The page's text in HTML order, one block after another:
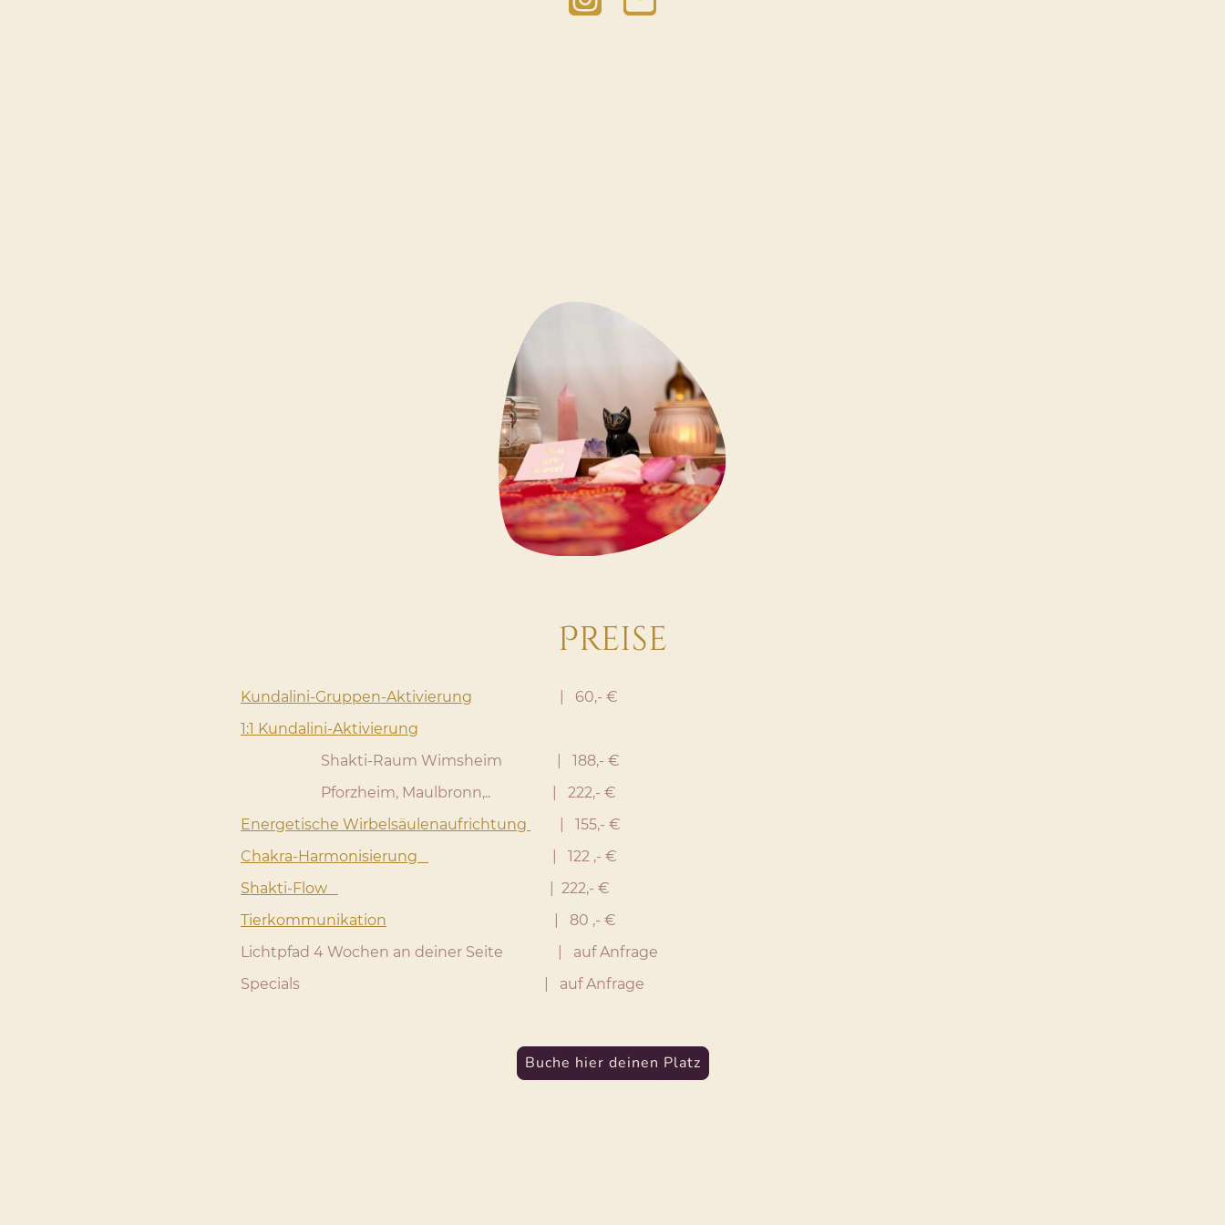
Preise
Kundalini-Gruppen-Aktivierung | 60,- €
1:1 Kundalini-Aktivierung
Shakti-Raum Wimsheim | 188,- €
Pforzheim, Maulbronn,.. | 222,- €
Energetische Wirbelsäulenaufrichtung
| 155,- €
Chakra-Harmonisierung
| 122 ,- €
Shakti-Flow
| 222,- €
Tierkommunikation | 80 ,- €
Lichtpfad 4 Wochen an deiner Seite | auf Anfrage
Specials | auf Anfrage
Buche hier deinen Platz